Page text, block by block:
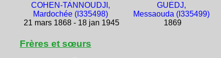
COHEN-TANNOUDJI,
Mardochée (I335498)
21 mars 1868 - 18 jan 1945
GUEDJ,
Messaouda (I335499)
1869
Frères et sœurs